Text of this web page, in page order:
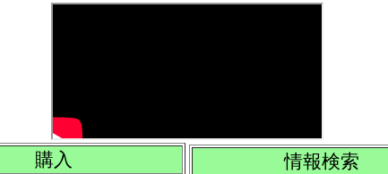
購入 情報検索